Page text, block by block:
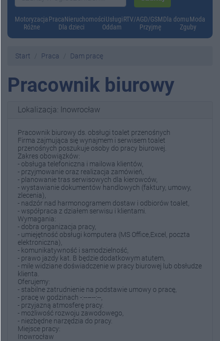
MotoryzacjaPracaNieruchomościUsługiRTV/AGD/GSMDla domuModa
Różne
Dla dzieci Oddam Przyjmę Zguby
Start Praca Dam pracę
Pracownik biurowy
Lokalizacja: Inowrocław
Pracownik biurowy ds. obsługi toalet przenośnych
Firma zajmująca się wynajmem i serwisem toalet
przenośnych poszukuje osoby do pracy biurowej.
Zakres obowiązków:
- obsługa telefoniczna i mailowa klientów,
- przyjmowanie oraz realizacja zamówień,
- planowanie tras serwisowych dla kierowców,
- wystawianie dokumentów handlowych (faktury, umowy,
zlecenia),
- nadzór nad harmonogramem dostaw i odbiorów toalet,
- współpraca z działem serwisu i klientami.
Wymagania:
- dobra organizacja pracy,
- umiejętność obsługi komputera (MS Office,Excel, poczta
elektroniczna),
- komunikatywność i samodzielność,
- prawo jazdy kat. B będzie dodatkowym atutem,
- mile widziane doświadczenie w pracy biurowej lub obsłudze
klienta.
Oferujemy:
- stabilne zatrudnienie na podstawie umowy o pracę,
- pracę w godzinach -:--–--:--,
- przyjazną atmosferę pracy.
- możliwość rozwoju zawodowego,
- niezbędne narzędzia do pracy.
Miejsce pracy:
Inowrocław